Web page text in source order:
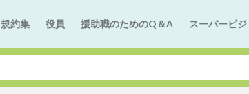
規約集 役員 援助職のためのQ＆A スーパービジ